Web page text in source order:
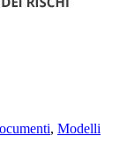
, Modelli